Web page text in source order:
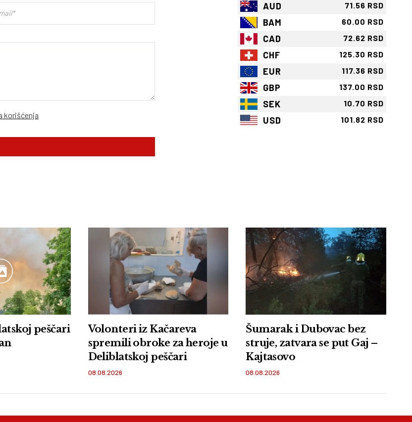
korišćenja
AUD 71.56 RSD
BAM 60.00 RSD
CAD 72.62 RSD
CHF 125.30 RSD
EUR 117.36 RSD
GBP 137.00 RSD
SEK 10.70 RSD
USD 101.82 RSD
peščari
Volonteri iz Kačareva
spremili obroke za heroje u
Deliblatskoj peščari
08.08.2026
Šumarak i Dubovac bez
struje, zatvara se put Gaj –
Kajtasovo
08.08.2026